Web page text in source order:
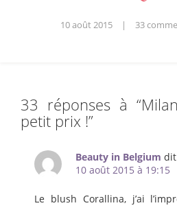
10 août 2015 | 33
33 réponses à “
petit prix !”
Beauty in Belgium
10 août 2015 à 19:15
Le blush Corallina, j’ai